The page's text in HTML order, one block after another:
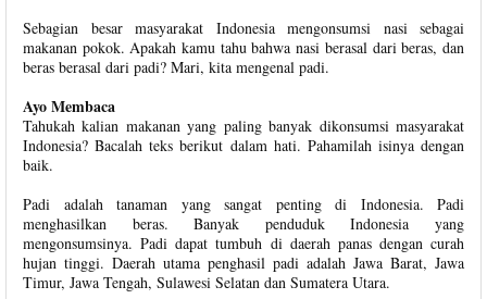
Sebagian besar masyarakat Indonesia mengonsumsi nasi sebagai
makanan pokok. Apakah kamu tahu bahwa nasi berasal dari beras, dan
beras berasal dari padi? Mari, kita mengenal padi.
Ayo Membaca
Tahukah kalian makanan yang paling banyak dikonsumsi masyarakat
Indonesia? Bacalah teks berikut dalam hati. Pahamilah isinya dengan
baik.
Padi adalah tanaman yang sangat penting di Indonesia. Padi
menghasilkan beras. Banyak penduduk Indonesia yang
mengonsumsinya. Padi dapat tumbuh di daerah panas dengan curah
hujan tinggi. Daerah utama penghasil padi adalah Jawa Barat, Jawa
Timur, Jawa Tengah, Sulawesi Selatan dan Sumatera Utara.